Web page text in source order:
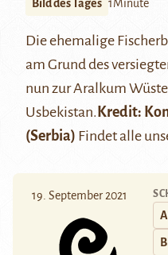
Bild des Tages 1Minute
Die ehemalige
am Grund des
nun zur Aralkum
Usbekistan.Kredit:
(Serbia) Findet alle
19. September 2021